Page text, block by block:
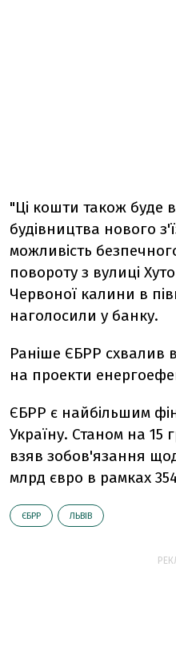
"Ці кошти також буде
будівництва нового
можливість
повороту з вулиці
Червоної калини в
наголосили у банку.
Раніше ЄБРР схвалив
на проекти
ЄБРР є найбільшим
Україну. Станом на 15
взяв зобов'язання
млрд євро в рамках
ЄБРР ЛЬВІВ